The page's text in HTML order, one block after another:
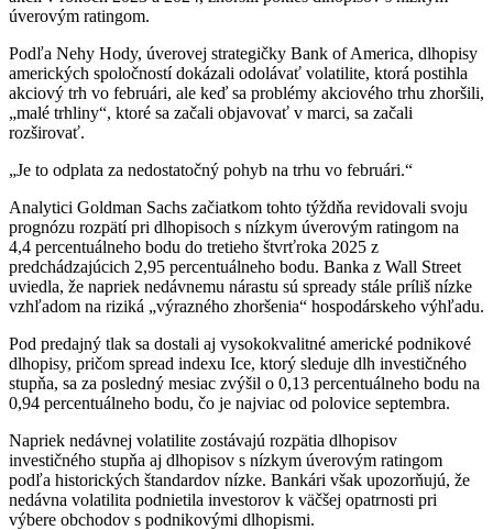
úverovým ratingom.
Podľa Nehy Hody, úverovej strategičky Bank of America, dlhopisy
amerických spoločností dokázali odolávať volatilite, ktorá postihla
akciový trh vo februári, ale keď sa problémy akciového trhu zhoršili,
„malé trhliny“, ktoré sa začali objavovať v marci, sa začali
rozširovať.
„Je to odplata za nedostatočný pohyb na trhu vo februári.“
Analytici Goldman Sachs začiatkom tohto týždňa revidovali svoju
prognózu rozpätí pri dlhopisoch s nízkym úverovým ratingom na
4,4 percentuálneho bodu do tretieho štvrťroka 2025 z
predchádzajúcich 2,95 percentuálneho bodu. Banka z Wall Street
uviedla, že napriek nedávnemu nárastu sú spready stále príliš nízke
vzhľadom na riziká „výrazného zhoršenia“ hospodárskeho výhľadu.
Pod predajný tlak sa dostali aj vysokokvalitné americké podnikové
dlhopisy, pričom spread indexu Ice, ktorý sleduje dlh investičného
stupňa, sa za posledný mesiac zvýšil o 0,13 percentuálneho bodu na
0,94 percentuálneho bodu, čo je najviac od polovice septembra.
Napriek nedávnej volatilite zostávajú rozpätia dlhopisov
investičného stupňa aj dlhopisov s nízkym úverovým ratingom
podľa historických štandardov nízke. Bankári však upozorňujú, že
nedávna volatilita podnietila investorov k väčšej opatrnosti pri
výbere obchodov s podnikovými dlhopismi.